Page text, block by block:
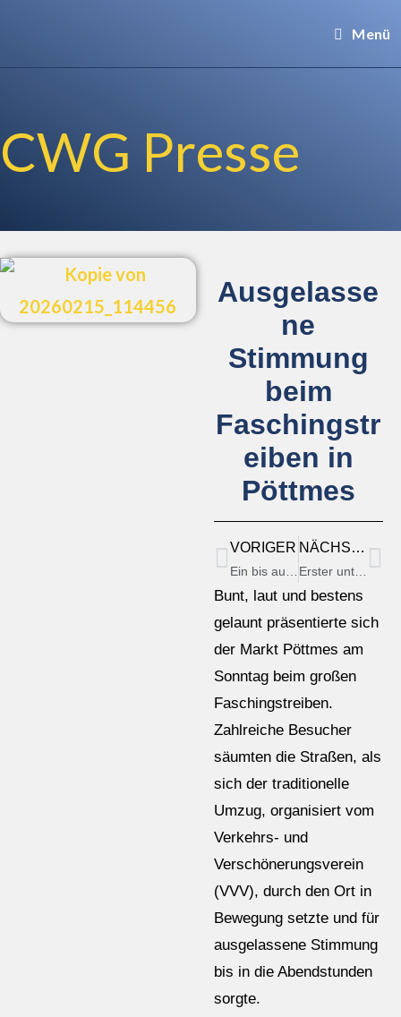
Menü
CWG Presse
Ausgelasse
ne
Stimmung
beim
Faschingstr
eiben in
Pöttmes
VORIGER NÄCHSTER
Erster unternehmerDIALOG der CWG Pöttmes stößt auf reges Interesse
Bunt, laut und bestens
gelaunt präsentierte sich
der Markt Pöttmes am
Sonntag beim großen
Faschingstreiben.
Zahlreiche Besucher
säumten die Straßen, als
sich der traditionelle
Umzug, organisiert vom
Verkehrs- und
Verschönerungsverein
(VVV), durch den Ort in
Bewegung setzte und für
ausgelassene Stimmung
bis in die Abendstunden
sorgte.